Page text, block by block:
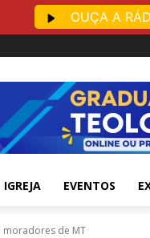
IGREJA EVENTOS
moradores de MT
OUÇA A